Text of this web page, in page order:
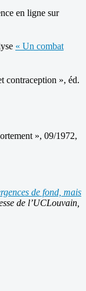
en ligne sur
« Un combat
contraception », éd.
», 09/1972,
de fond, mais
de l’UCLouvain,